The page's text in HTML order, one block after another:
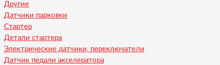
Другие
Датчики парковки
Стартер
Детали стартера
Электрические датчики, переключатели
Датчик педали акселератора